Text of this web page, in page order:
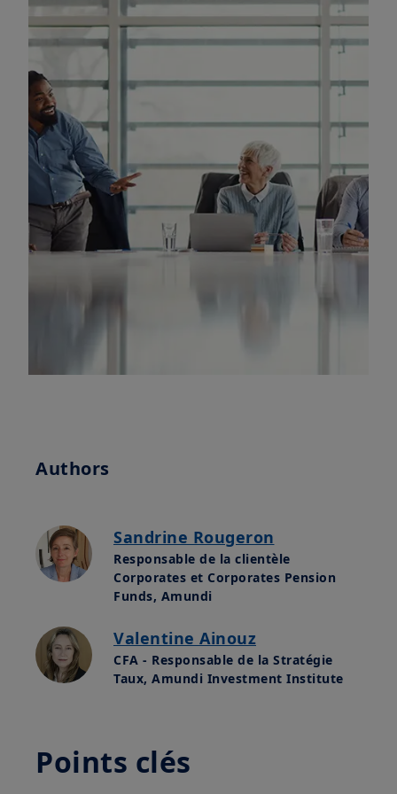
Authors
Sandrine Rougeron
Responsable de la clientèle
Corporates et Corporates Pension
Funds, Amundi
Valentine Ainouz
CFA - Responsable de la Stratégie
Taux, Amundi Investment Institute
Points clés